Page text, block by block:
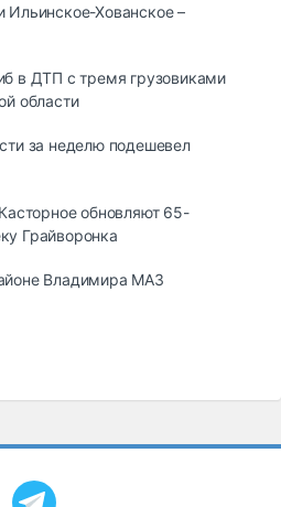
Ильинское-Хованское –
в ДТП с тремя грузовиками
области
за неделю подешевел
обновляют 65-
Грайворонка
Владимира МАЗ